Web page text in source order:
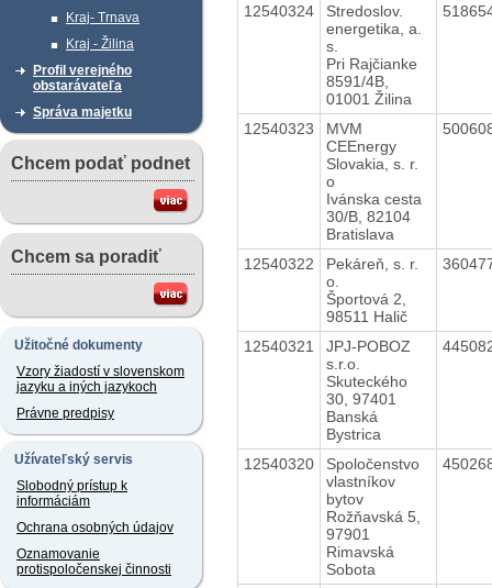
Kraj- Trnava
Kraj - Žilina
Profil verejného
obstarávateľa
Správa majetku
Chcem podať podnet
Chcem sa poradiť
Užitočné dokumenty
Vzory žiadostí v slovenskom
jazyku a iných jazykoch
Právne predpisy
Užívateľský servis
Slobodný prístup k
informáciám
Ochrana osobných údajov
Oznamovanie
protispoločenskej činnosti
12540324
Stredoslov.
energetika, a.
s.
Pri Rajčianke
8591/4B,
01001 Žilina
12540323
MVM
CEEnergy
Slovakia, s. r.
o
Ivánska cesta
30/B, 82104
Bratislava
12540322
Pekáreň, s. r.
o.
Športová 2,
98511 Halič
12540321
JPJ-POBOZ
s.r.o.
Skuteckého
30, 97401
Banská
Bystrica
12540320
Spoločenstvo
vlastníkov
bytov
Rožňavská 5,
97901
Rimavská
Sobota